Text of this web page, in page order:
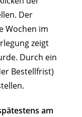
Der
Wochen im
zeigt
Durch ein
Bestellfrist)
am